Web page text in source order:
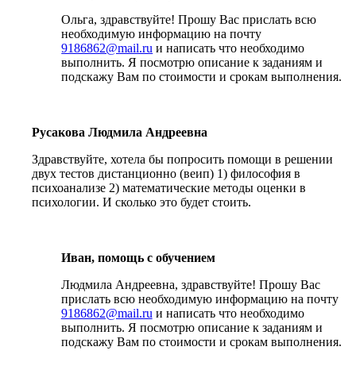
Ольга, здравствуйте! Прошу Вас прислать всю
необходимую информацию на почту
9186862@mail.ru и написать что необходимо
выполнить. Я посмотрю описание к заданиям и
подскажу Вам по стоимости и срокам выполнения.
Русакова Людмила Андреевна
Здравствуйте, хотела бы попросить помощи в решении
двух тестов дистанционно (веип) 1) философия в
психоанализе 2) математические методы оценки в
психологии. И сколько это будет стоить.
Иван, помощь с обучением
Людмила Андреевна, здравствуйте! Прошу Вас
прислать всю необходимую информацию на почту
9186862@mail.ru и написать что необходимо
выполнить. Я посмотрю описание к заданиям и
подскажу Вам по стоимости и срокам выполнения.